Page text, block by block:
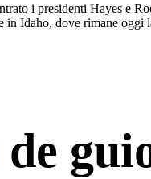
i presidenti Hayes e
Idaho, dove rimane oggi
de